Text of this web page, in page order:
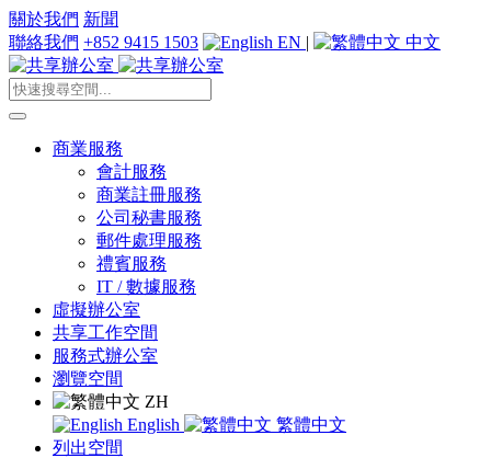
關於我們 新聞
聯絡我們 +852 9415 1503 EN | 中文
商業服務
會計服務
商業註冊服務
公司秘書服務
郵件處理服務
禮賓服務
IT / 數據服務
虛擬辦公室
共享工作空間
服務式辦公室
瀏覽空間
ZH
English
繁體中文
列出空間